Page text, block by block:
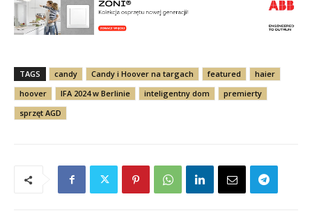
TAGS candy Candy i Hoover na targach featured
haier
hoover
IFA 2024 w Berlinie inteligentny dom
premierty
sprzęt AGD